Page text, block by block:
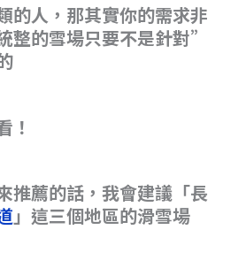
的人，那其實你的需求非
整的雪場只要不是針對”
！
推薦的話，我會建議「長
」這三個地區的滑雪場